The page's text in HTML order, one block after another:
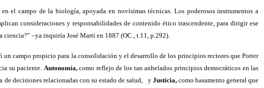
el campo de la biología, apoyada en novísimas técnicas. Los poderosos instrumentos a
consideraciones y responsabilidades de contenido ético trascendente, para dirigir ese
ciencia?” –ya inquiría José Martí en 1887 (OC., t.11, p.292).
un campo propicio para la consolidación y el desarrollo de los principios rectores que Potter
su paciente. Autonomía,como reflejo de los tan anhelados principios democráticos en las
decisiones relacionadas con su estado de salud, y Justicia, como basamento general que